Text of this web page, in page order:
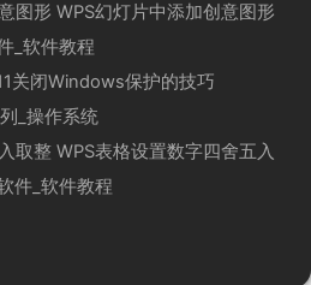
图形 WPS幻灯片中添加创意图形
_软件教程
关闭Windows保护的技巧
_操作系统
取整 WPS表格设置数字四舍五入
件_软件教程